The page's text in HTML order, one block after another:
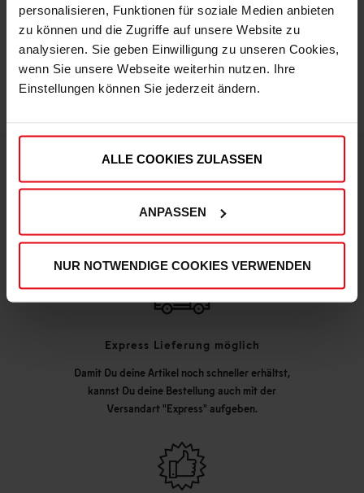
personalisieren, Funktionen für soziale Medien anbieten
zu können und die Zugriffe auf unsere Website zu
analysieren. Sie geben Einwilligung zu unseren Cookies,
wenn Sie unsere Webseite weiterhin nutzen. Ihre
Einstellungen können Sie jederzeit ändern.
ALLE COOKIES ZULASSEN
ANPASSEN
NUR NOTWENDIGE COOKIES VERWENDEN
IN DEN WARENKORB
DEINE VORTEILE IN UNSEREM SHOP
Express Lieferung möglich
Damit Du deine Artikel noch schneller erhältst,
kannst Du deine Bestellung auch mit der
Versandart "Express" aufgeben.